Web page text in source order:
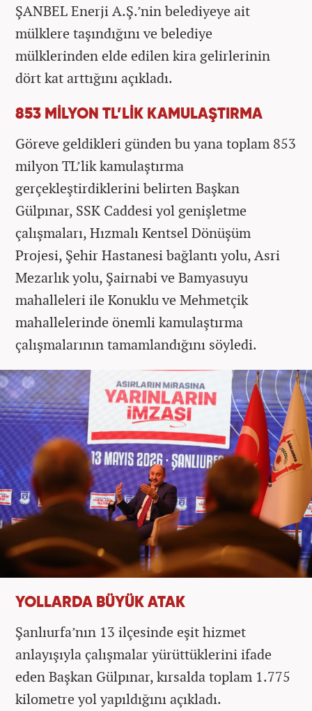
ŞANBEL Enerji A.Ş.’nin belediyeye ait
mülklere taşındığını ve belediye
mülklerinden elde edilen kira gelirlerinin
dört kat arttığını açıkladı.
853 MİLYON TL’LİK KAMULAŞTIRMA
Göreve geldikleri günden bu yana toplam 853
milyon TL’lik kamulaştırma
gerçekleştirdiklerini belirten Başkan
Gülpınar, SSK Caddesi yol genişletme
çalışmaları, Hızmalı Kentsel Dönüşüm
Projesi, Şehir Hastanesi bağlantı yolu, Asri
Mezarlık yolu, Şairnabi ve Bamyasuyu
mahalleleri ile Konuklu ve Mehmetçik
mahallelerinde önemli kamulaştırma
çalışmalarının tamamlandığını söyledi.
YOLLARDA BÜYÜK ATAK
Şanlıurfa’nın 13 ilçesinde eşit hizmet
anlayışıyla çalışmalar yürüttüklerini ifade
eden Başkan Gülpınar, kırsalda toplam 1.775
kilometre yol yapıldığını açıkladı.